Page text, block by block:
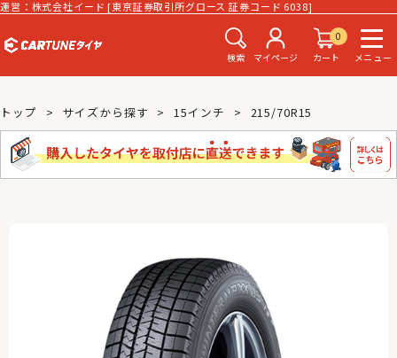
運営：株式会社イード [東京証券取引所グロース 証券コード 6038]
検索 マイページ
0
カート
メニュー
トップ サイズから探す 15インチ 215/70R15